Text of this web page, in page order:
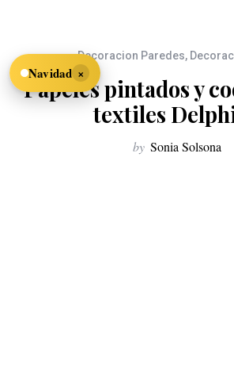
Decoracion Paredes,
Papeles pintados y
textiles
by Sonia Solsona
Navidad ×